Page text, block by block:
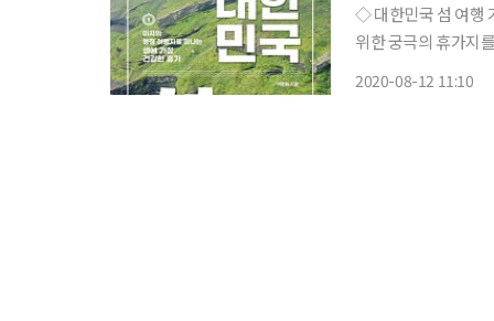
◇ 대한민국 섬 여행 가이드
위한 궁극의 휴가지
2020-08-12 11:10